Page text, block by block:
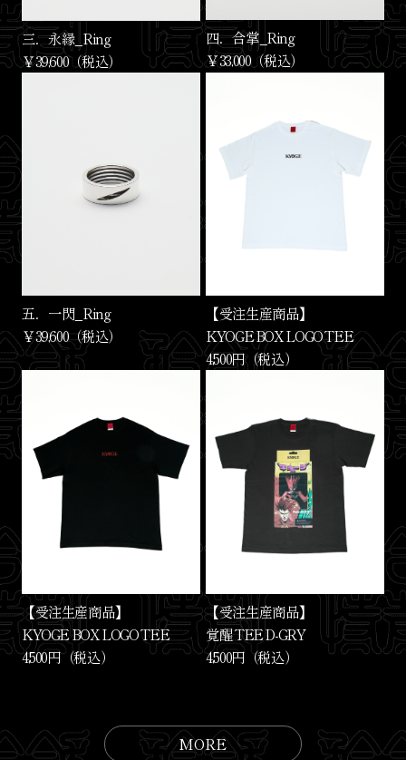
三．永縁_Ring
￥39,600（税込）
四．合掌_Ring
￥33,000（税込）
五．一閃_Ring
￥39,600（税込）
【受注生産商品】
KYOGE BOX LOGO TEE
4,500円（税込）
【受注生産商品】
KYOGE BOX LOGO TEE
4,500円（税込）
【受注生産商品】
覚醒 TEE D-GRY
4,500円（税込）
MORE